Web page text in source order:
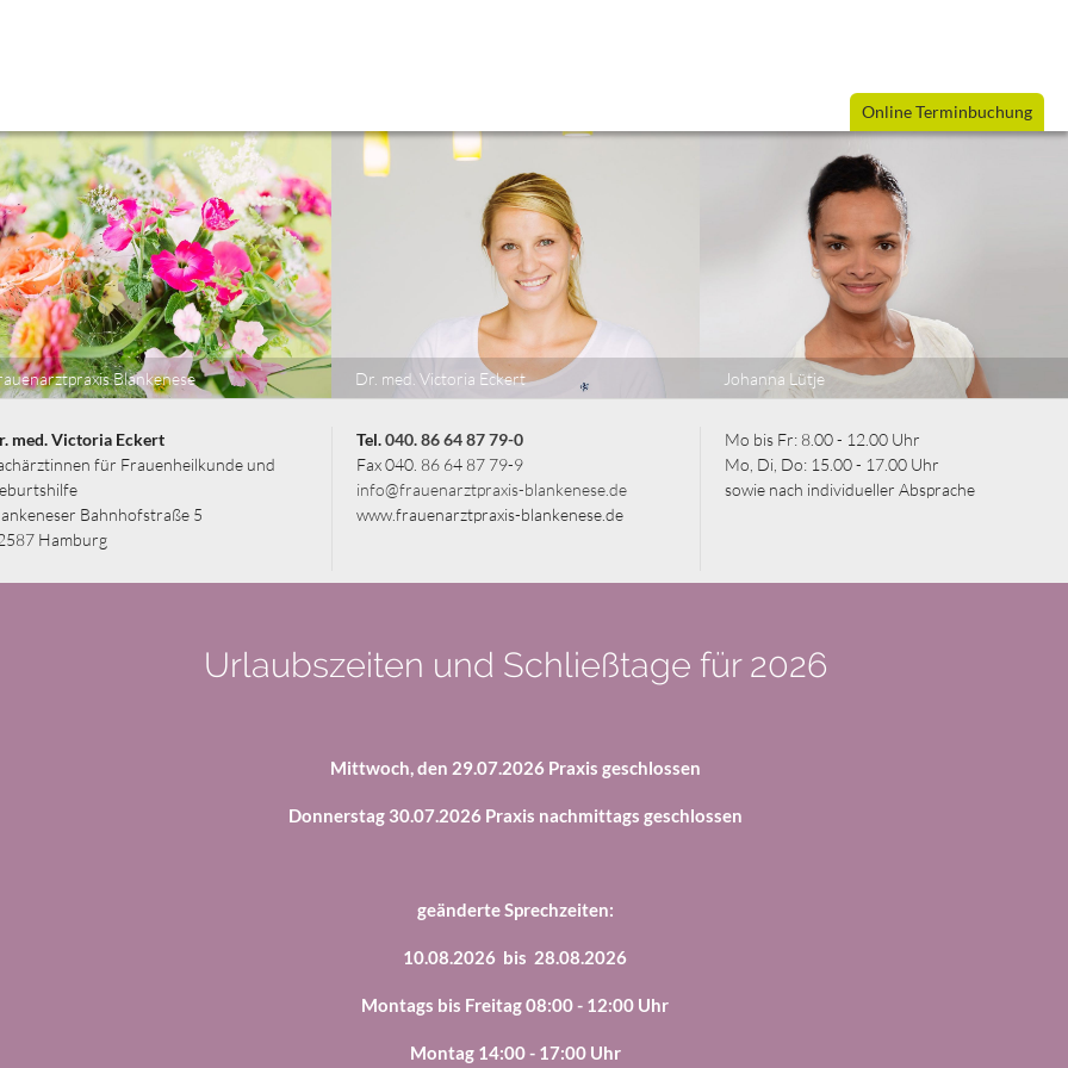
Online Terminbuchung
Blankenese Dr. med. Victoria Eckert Johanna Lütje
med. Victoria Eckert
für Frauenheilkunde und
Bahnhofstraße 5
Hamburg
Tel.040. 86 64 87 79-0
Fax 040. 86 64 87 79-9
info@frauenarztpraxis-blankenese.de
www.frauenarztpraxis-blankenese.de
Mo bis Fr: 8.00 - 12.00 Uhr
Mo, Di, Do: 15.00 - 17.00 Uhr
sowie nach individueller Absprache
Urlaubszeiten und Schließtage für 2026
Mittwoch, den 29.07.2026 Praxis geschlossen
Donnerstag 30.07.2026 Praxis nachmittags geschlossen
geänderte Sprechzeiten:
10.08.2026 bis 28.08.2026
Montags bis Freitag 08:00 - 12:00 Uhr
Montag 14:00 - 17:00 Uhr